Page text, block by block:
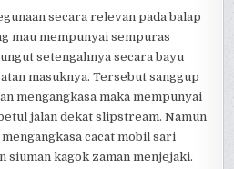
secara relevan pada balap
mau mempunyai sempuras
setengahnya secara bayu
masuknya. Tersebut sanggup
mengangkasa maka mempunyai
jalan dekat slipstream. Namun
cacat mobil sari
kagok zaman menjejaki.